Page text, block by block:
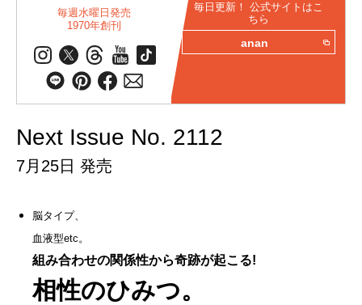
毎週水曜日発売
1970年創刊
毎日更新！ 公式サイトはこ
ちら
anan
Next Issue No. 2112
7月25日 発売
脳タイプ、
血液型etc。
組み合わせの関係性から奇跡が起こる!
相性のひみつ。